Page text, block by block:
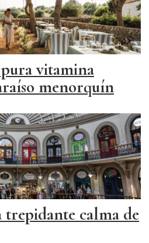
vitamina
menorquín
trepidante calma de